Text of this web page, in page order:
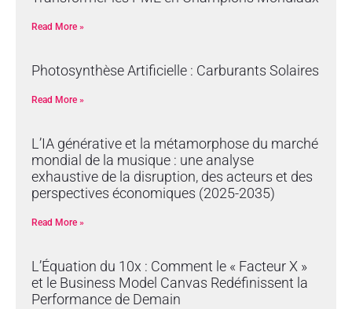
Read More »
Photosynthèse Artificielle : Carburants Solaires
Read More »
L’IA générative et la métamorphose du marché
mondial de la musique : une analyse
exhaustive de la disruption, des acteurs et des
perspectives économiques (2025-2035)
Read More »
L’Équation du 10x : Comment le « Facteur X »
et le Business Model Canvas Redéfinissent la
Performance de Demain